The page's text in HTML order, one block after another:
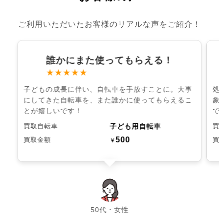
ご利用いただいたお客様のリアルな声をご紹介！
誰かにまた使ってもらえる！
★★★★★
子どもの成長に伴い、自転車を手放すことに。大事
にしてきた自転車を、また誰かに使ってもらえるこ
とが嬉しいです！
買取自転車 子ども用自転車
買取金額 ￥500
50代・女性
chevron_left chevron_right